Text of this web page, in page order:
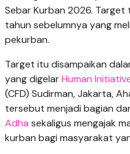
Sebar Kurban 2026.
tahun sebelumnya yang
pekurban.
Target itu disampaikan
yang digelarHuman
(CFD) Sudirman, Jakarta,
tersebut menjadi bagian
Adha sekaligus mengajak
kurban bagi masyarakat